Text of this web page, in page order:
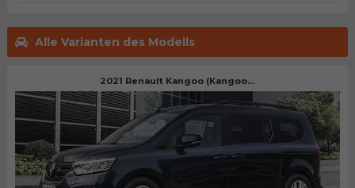
Alle Varianten des Modells
2021 Renault Kangoo (Kangoo...